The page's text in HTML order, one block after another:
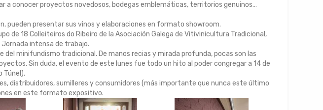
a conocer proyectos novedosos, bodegas emblemáticas, territorios genuinos…
pueden presentar sus vinos y elaboraciones en formato showroom.
de 18 Colleiteiros do Ribeiro de la Asociación Galega de Vitivinicultura Tradicional,
intensa de trabajo.
minifundismo tradicional. De manos recias y mirada profunda, pocas son las
Sin duda, el evento de este lunes fue todo un hito al poder congregar a 14 de
Túnel).
distribuidores, sumilleres y consumidores (más importante que nunca este último
en este formato expositivo.